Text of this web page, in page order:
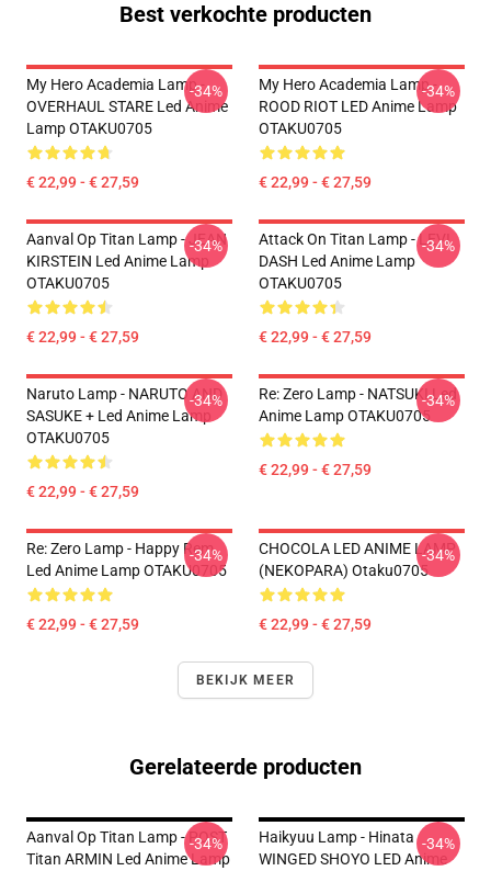
Best verkochte producten
My Hero Academia Lamp -
OVERHAUL STARE Led Anime
Lamp OTAKU0705
€ 22,99 - € 27,59
-34%
My Hero Academia Lamp -
ROOD RIOT LED Anime Lamp
OTAKU0705
€ 22,99 - € 27,59
-34%
Aanval Op Titan Lamp - JEAN
KIRSTEIN Led Anime Lamp
OTAKU0705
€ 22,99 - € 27,59
-34%
Attack On Titan Lamp - LEVI
DASH Led Anime Lamp
OTAKU0705
€ 22,99 - € 27,59
-34%
Naruto Lamp - NARUTO AND
SASUKE + Led Anime Lamp
OTAKU0705
€ 22,99 - € 27,59
-34%
Re: Zero Lamp - NATSUKI Led
Anime Lamp OTAKU0705
€ 22,99 - € 27,59
-34%
Re: Zero Lamp - Happy Rem
Led Anime Lamp OTAKU0705
€ 22,99 - € 27,59
-34%
CHOCOLA LED ANIME LAMP
(NEKOPARA) Otaku0705
€ 22,99 - € 27,59
-34%
BEKIJK MEER
Gerelateerde producten
Aanval Op Titan Lamp - POST
Titan ARMIN Led Anime Lamp
-34%
Haikyuu Lamp - Hinata
WINGED SHOYO LED Anime
-34%